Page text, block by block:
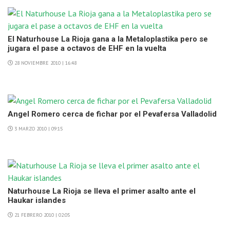
El Naturhouse La Rioja gana a la Metaloplastika pero se
jugara el pase a octavos de EHF en la vuelta
28 NOVIEMBRE 2010 | 16:48
Angel Romero cerca de fichar por el Pevafersa Valladolid
3 MARZO 2010 | 09:15
Naturhouse La Rioja se lleva el primer asalto ante el
Haukar islandes
21 FEBRERO 2010 | 02:05